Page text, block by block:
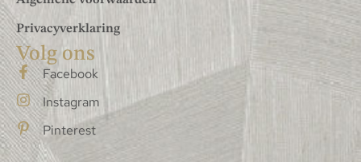
Privacyverklaring
Volg ons
Facebook
Instagram
Pinterest